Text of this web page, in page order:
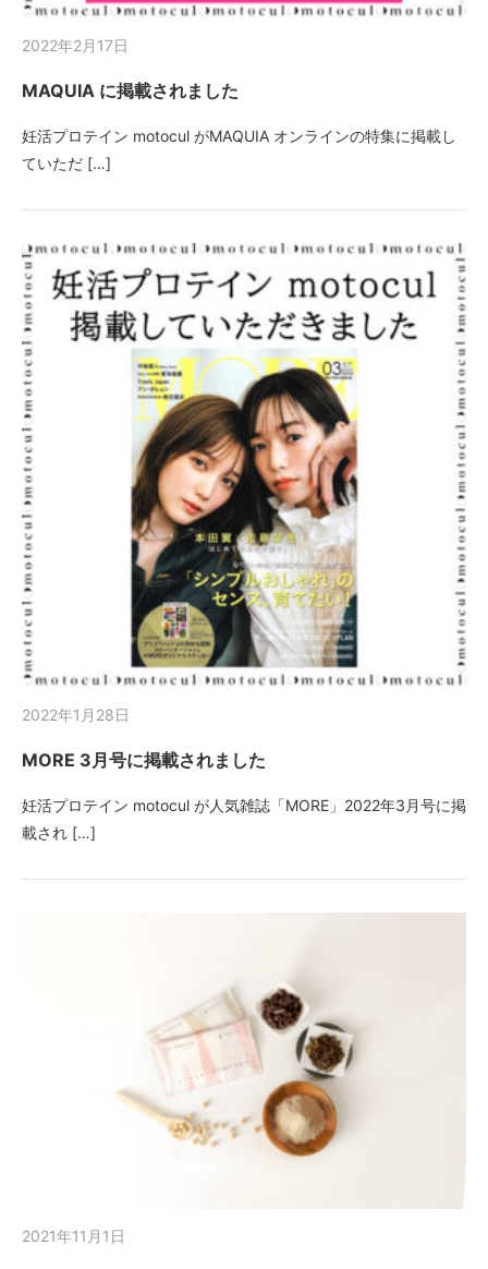
2022年2月17日
MAQUIA に掲載されました
妊活プロテイン motocul がMAQUIA オンラインの特集に掲載し
ていただ […]
2022年1月28日
MORE 3月号に掲載されました
妊活プロテイン motocul が人気雑誌「MORE」2022年3月号に掲
載され […]
2021年11月1日